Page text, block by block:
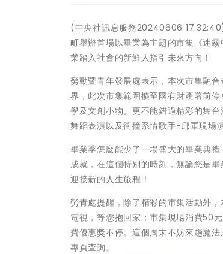
(中央社訊息服務20240606
町舉辦首場以畢業為主題的市集《迷
業踏入社會的新鮮人指引未來方向！
勞動暨青年發展處表示，本次市集融
界，此次市集範圍擴至國有財產署前
學及文創小物。更不能錯過精彩的舞
舞蹈表演以及衝撞系情歌手-邱軍現場
畢業季怎麼能少了一場盛大的畢業典
成就，在這個特別的時刻，無論您是
迎接新的人生旅程！
勞青處提醒，除了精彩的市集活動外
電視，等您抱回家；市集現場消費50
費優惠獎不停。這個周末不妨來趟魔
專頁查詢。